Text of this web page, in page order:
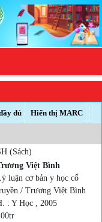
đủ Hiển thị MARC
(Sách)
Việt Bình
luận cơ bản y học cổ
/ Trương Việt Bình
: Y Học , 2005